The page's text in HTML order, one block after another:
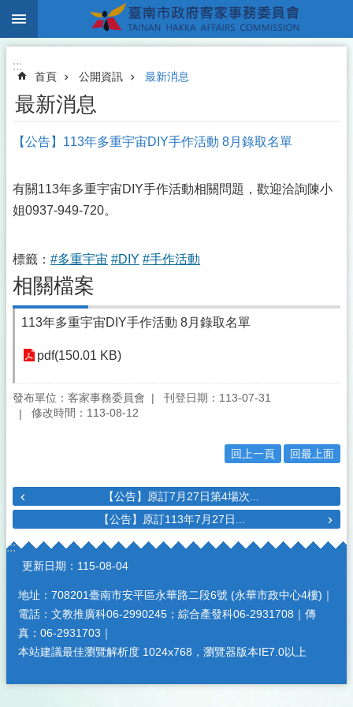
跳到主要內容區塊
:::
首頁 公開資訊 最新消息
最新消息
【公告】113年多重宇宙DIY手作活動 8月錄取名單
有關113年多重宇宙DIY手作活動相關問題，歡迎洽詢陳小
姐0937-949-720。
標籤： #多重宇宙 #DIY #手作活動
相關檔案
113年多重宇宙DIY手作活動 8月錄取名單
pdf(150.01 KB)
發布單位：客家事務委員會
刊登日期：113-07-31
修改時間：113-08-12
回上一頁 回最上面
【公告】原訂7月27日第4場次...
【公告】原訂113年7月27日...
:::
更新日期： 115-08-04
地址：708201臺南市安平區永華路二段6號 (永華市政中心4樓)｜
電話：文教推廣科06-2990245；綜合產發科06-2931708｜傳
真：06-2931703｜
本站建議最佳瀏覽解析度 1024x768，瀏覽器版本IE7.0以上